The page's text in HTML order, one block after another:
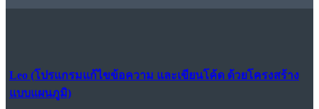
Leo (โปรแกรมแก้ไขข้อความ และเขียนโค้ด ด้วยโครงสร้าง
แบบแผนภูมิ)